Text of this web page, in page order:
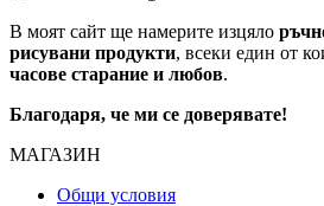
В моят сайт ще намерите изцяло
рисувани продукти, всеки един от
часове старание и любов.
Благодаря, че ми се доверявате!
МАГАЗИН
Общи условия